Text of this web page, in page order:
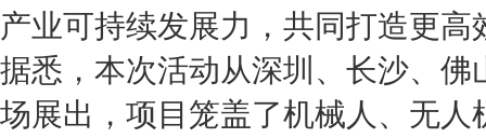
产业可持续发展力，共同打造更
据悉，本次活动从深圳、长沙、
场展出，项目笼盖了机械人、无